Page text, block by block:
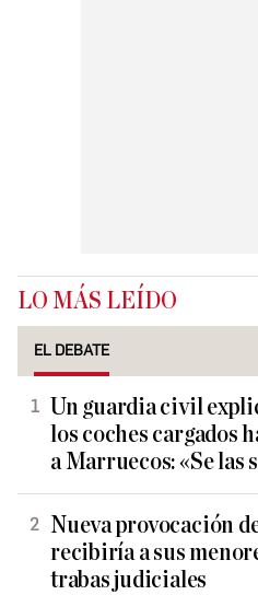
LO MÁS LEÍDO
EL DEBATE
Un guardia civil
los coches cargados
a Marruecos: «Se las
Nueva provocación
recibiría a sus
trabas judiciales